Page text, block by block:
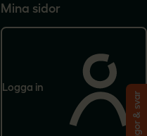
Mina sidor
Logga in
Frågor & svar